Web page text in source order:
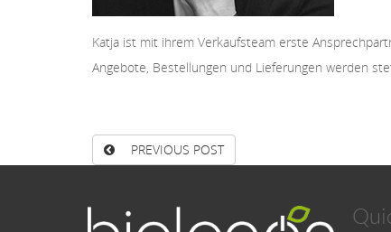
Katja ist mit ihrem Verkaufsteam erste
Angebote, Bestellungen und Lieferungen werden
PREVIOUS POST